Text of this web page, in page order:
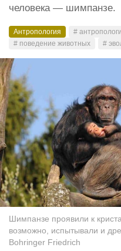
человека — шимпанзе.
Антропология #
# поведение животных
#
Шимпанзе проявили к
возможно, испытывали и
Bohringer Friedrich